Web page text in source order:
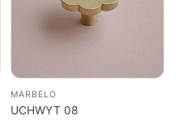
MARBELO
UCHWYT 08